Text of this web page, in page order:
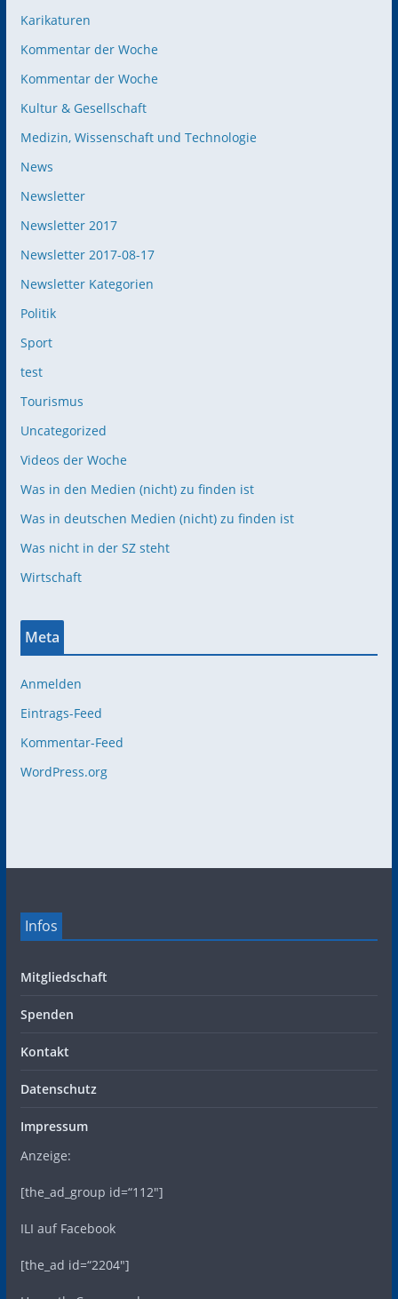
Karikaturen
Kommentar der Woche
Kommentar der Woche
Kultur & Gesellschaft
Medizin, Wissenschaft und Technologie
News
Newsletter
Newsletter 2017
Newsletter 2017-08-17
Newsletter Kategorien
Politik
Sport
test
Tourismus
Uncategorized
Videos der Woche
Was in den Medien (nicht) zu finden ist
Was in deutschen Medien (nicht) zu finden ist
Was nicht in der SZ steht
Wirtschaft
Meta
Anmelden
Eintrags-Feed
Kommentar-Feed
WordPress.org
Infos
Mitgliedschaft
Spenden
Kontakt
Datenschutz
Impressum
Anzeige:
[the_ad_group id=“112″]
ILI auf Facebook
[the_ad id=“2204″]